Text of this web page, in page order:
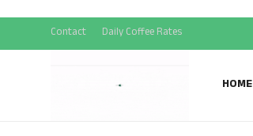
Contact Daily Coffee Rates
HOME
Sports News